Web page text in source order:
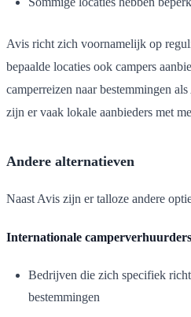
Avis richt zich voornamelijk op
bepaalde locaties ook campers
camperreizen naar bestemmingen
zijn er vaak lokale aanbieders met
Andere alternatieven
Naast Avis zijn er talloze andere
Internationale
Bedrijven die zich specifiek
bestemmingen